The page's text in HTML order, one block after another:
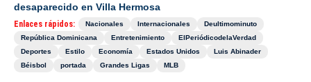
desaparecido en Villa Hermosa
Enlaces rápidos: Nacionales Internacionales
Deultimominuto
República Dominicana
Entretenimiento
ElPeriódicodelaVerdad
Deportes
Estilo Economía Estados Unidos
Luis Abinader
Béisbol
portada Grandes Ligas MLB